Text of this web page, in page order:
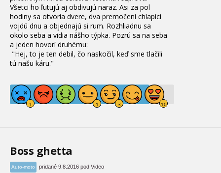
Všetci ho ľutujú aj obdivujú naraz. Asi za pol
hodiny sa otvoria dvere, dva premočení chlapíci
vojdú dnu a objednajú si rum. Rozhliadnu sa
okolo seba a vidia nášho týpka. Pozrú sa na seba
a jeden hovorí druhému:
"Hej, to je ten debil, čo naskočil, keď sme tlačili
tú našu káru."
Boss ghetta
Auto-moto pridané 9.8.2016 pod Video